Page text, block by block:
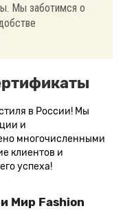
Мы заботимся о
в России! Мы
и
многочисленными
клиентов и
успеха!
Мир Fashion